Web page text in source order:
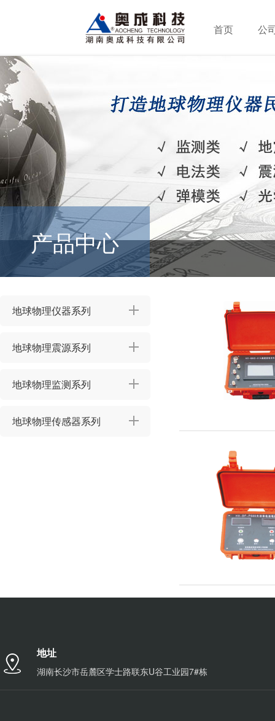
首页 公
产品中心
地球物理仪器系列
地球物理震源系列
地球物理监测系列
地球物理传感器系列
地址
湖南长沙市岳麓区学士路联东U谷工业园7#栋